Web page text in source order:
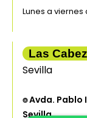
Lunes a viernes
Las
Sevilla
⌾ Avda. Pablo
Sevilla